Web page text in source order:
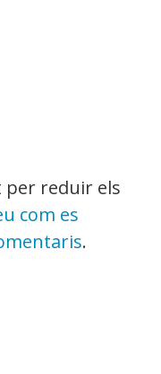
per reduir els
com es
.